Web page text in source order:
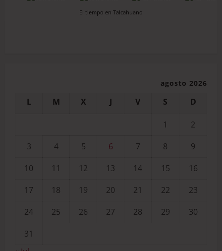
El tiempo en Talcahuano
agosto 2026
L M X J V S D
1
2
3
4 5 6 7 8
9
10
11 12 13 14 15
16
17
18 19 20 21 22
23
24
25 26 27 28 29
30
31